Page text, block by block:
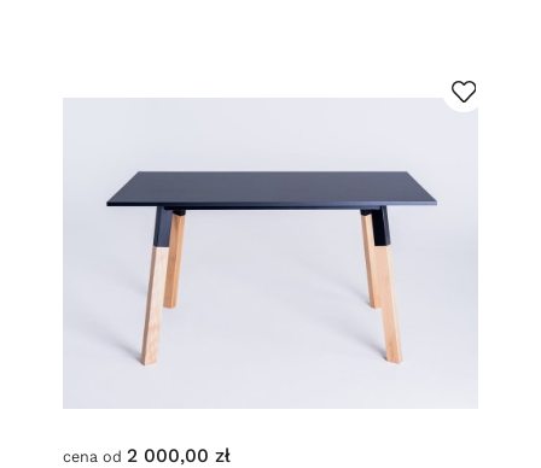
cena od 2 000,00 zł